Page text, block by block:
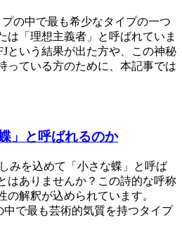
の中で最も希少なタイプの一つ
は「理想主義者」と呼ばれていま
という結果が出た方や、この神秘
っている方のために、本記事では
」と呼ばれるのか
みを込めて「小さな蝶」と呼ば
はありませんか？この詩的な呼称
解釈が込められています。
で最も芸術的気質を持つタイプ